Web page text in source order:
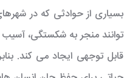
بسیاری از حوادثی که در
توانند منجر به شکستگی،
قابل توجهی ایجاد می کند.